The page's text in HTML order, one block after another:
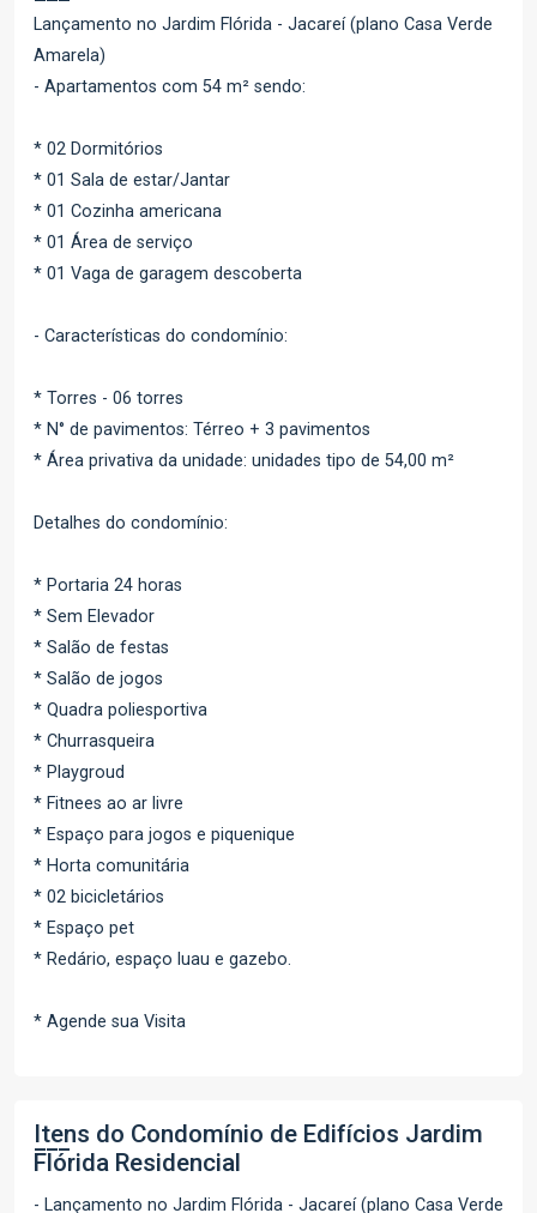
Lançamento no Jardim Flórida - Jacareí (plano Casa Verde
Amarela)
- Apartamentos com 54 m² sendo:
* 02 Dormitórios
* 01 Sala de estar/Jantar
* 01 Cozinha americana
* 01 Área de serviço
* 01 Vaga de garagem descoberta
- Características do condomínio:
* Torres - 06 torres
* N° de pavimentos: Térreo + 3 pavimentos
* Área privativa da unidade: unidades tipo de 54,00 m²
Detalhes do condomínio:
* Portaria 24 horas
* Sem Elevador
* Salão de festas
* Salão de jogos
* Quadra poliesportiva
* Churrasqueira
* Playgroud
* Fitnees ao ar livre
* Espaço para jogos e piquenique
* Horta comunitária
* 02 bicicletários
* Espaço pet
* Redário, espaço luau e gazebo.
* Agende sua Visita
Itens do Condomínio de Edifícios Jardim
Flórida Residencial
- Lançamento no Jardim Flórida - Jacareí (plano Casa Verde